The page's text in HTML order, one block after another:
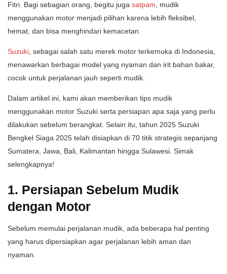
Fitri. Bagi sebagian orang, begitu juga satpam, mudik
menggunakan motor menjadi pilihan karena lebih fleksibel,
hemat, dan bisa menghindari kemacetan.
Suzuki, sebagai salah satu merek motor terkemuka di Indonesia,
menawarkan berbagai model yang nyaman dan irit bahan bakar,
cocok untuk perjalanan jauh seperti mudik.
Dalam artikel ini, kami akan memberikan tips mudik
menggunakan motor Suzuki serta persiapan apa saja yang perlu
dilakukan sebelum berangkat. Selain itu, tahun 2025 Suzuki
Bengkel Siaga 2025 telah disiapkan di 70 titik strategis sepanjang
Sumatera, Jawa, Bali, Kalimantan hingga Sulawesi. Simak
selengkapnya!
1. Persiapan Sebelum Mudik
dengan Motor
Sebelum memulai perjalanan mudik, ada beberapa hal penting
yang harus dipersiapkan agar perjalanan lebih aman dan
nyaman.